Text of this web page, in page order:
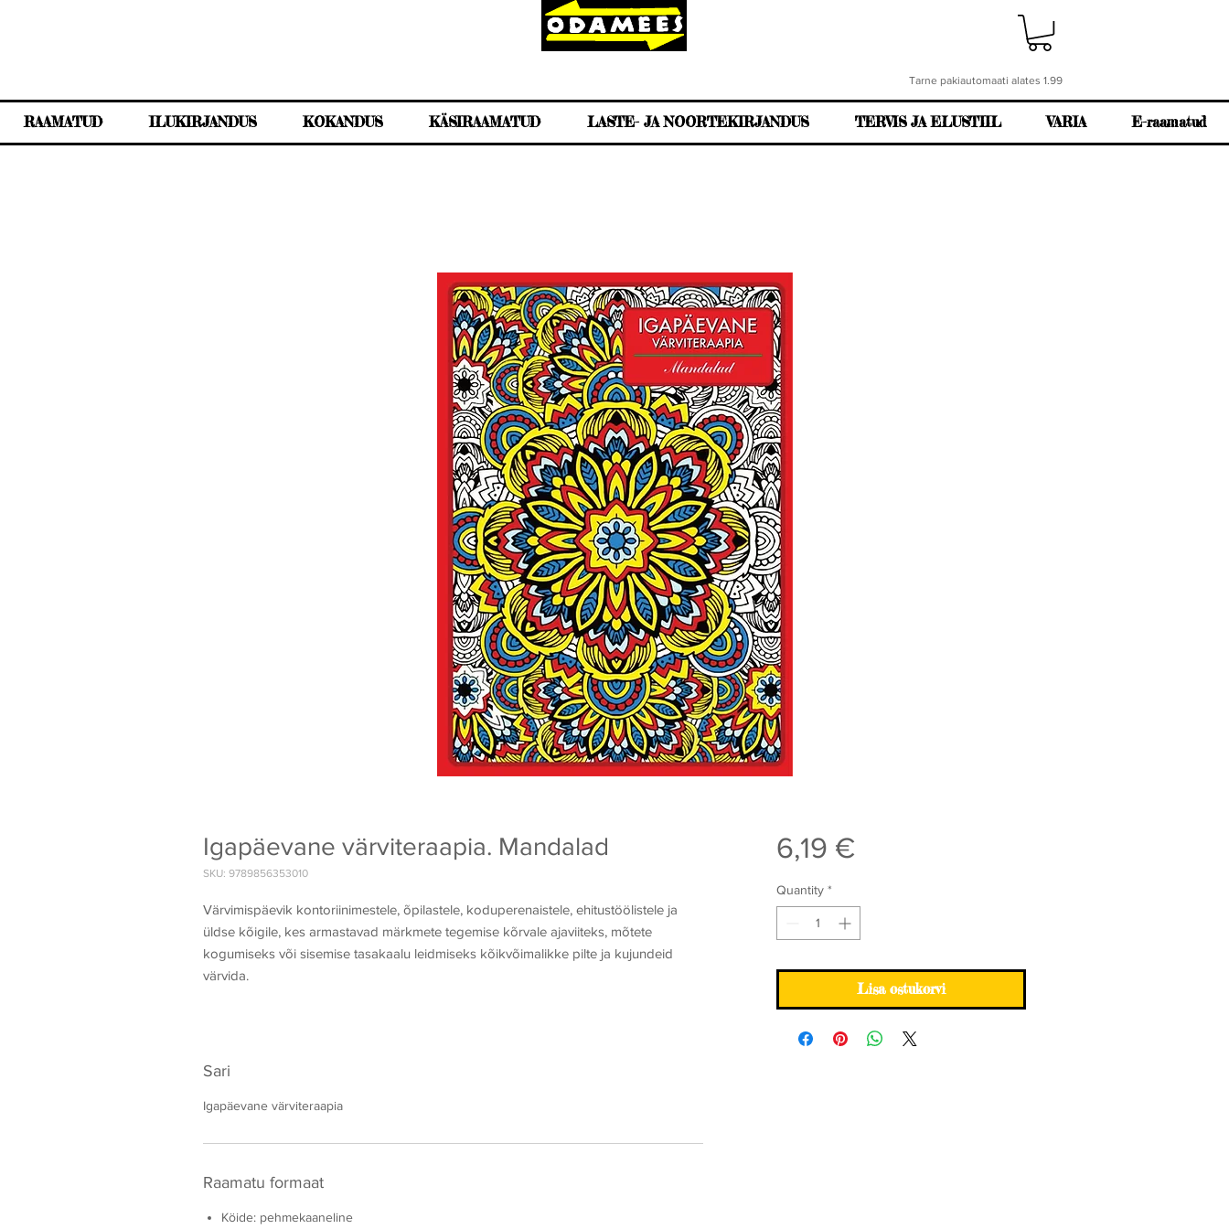
Tarne pakiautomaati alates 1.99
RAAMATUD ILUKIRJANDUS KOKANDUS KÄSIRAAMATUD LASTE- JA NOORTEKIRJANDUS TERVIS JA ELUSTIIL VARIA E-raamatud
Igapäevane värviteraapia. Mandalad
SKU: 9789856353010
Värvimispäevik kontoriinimestele, õpilastele, koduperenaistele, ehitustöölistele ja
üldse kõigile, kes armastavad märkmete tegemise kõrvale ajaviiteks, mõtete
kogumiseks või sisemise tasakaalu leidmiseks kõikvõimalikke pilte ja kujundeid
värvida.
Sari
Igapäevane värviteraapia
Raamatu formaat
Köide: pehmekaaneline
6,19 €Price
Quantity *
Lisa ostukorvi